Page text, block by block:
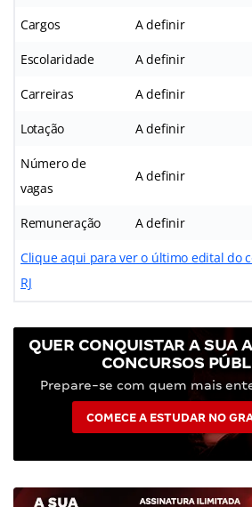
Cargos A definir
Escolaridade A definir
Carreiras A definir
Lotação A definir
Número de
vagas
A definir
Remuneração A definir
Clique aqui para ver o último edital do
RJ
QUER CONQUISTAR A SUA
CONCURSOS
Prepare-se com quem mais
COMECE A ESTUDAR NO